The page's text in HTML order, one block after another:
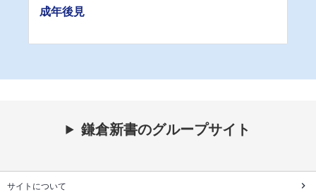
成年後見
鎌倉新書のグループサイト
サイトについて